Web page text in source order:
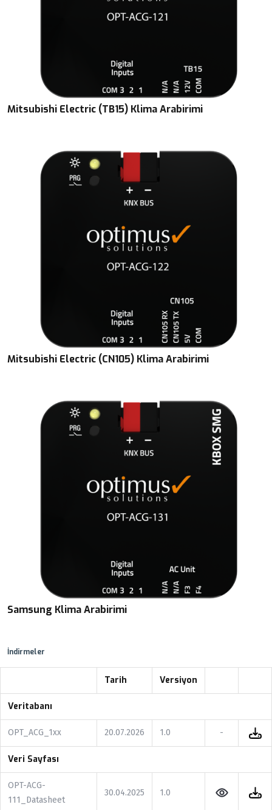
Mitsubishi Electric (TB15) Klima Arabirimi
Mitsubishi Electric (CN105) Klima Arabirimi
Samsung Klima Arabirimi
İndirmeler
Tarih Versiyon
Veritabanı
OPT_ACG_1xx 20.07.2026 1.0 -
Veri Sayfası
OPT-ACG-
111_Datasheet
30.04.2025 1.0